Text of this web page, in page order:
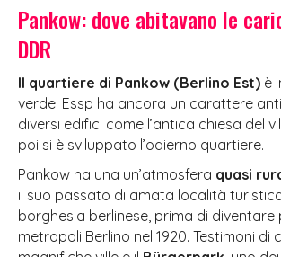
Pankow: dove abitavano le
DDR
Il quartiere di Pankow (Berlino Est) è
verde. Essp ha ancora un carattere
diversi edifici come l’antica chiesa del
poi si è sviluppato l’odierno quartiere.
Pankow ha una un’atmosfera quasi
il suo passato di amata località
borghesia berlinese, prima di diventare
metropoli Berlino nel 1920. Testimoni di